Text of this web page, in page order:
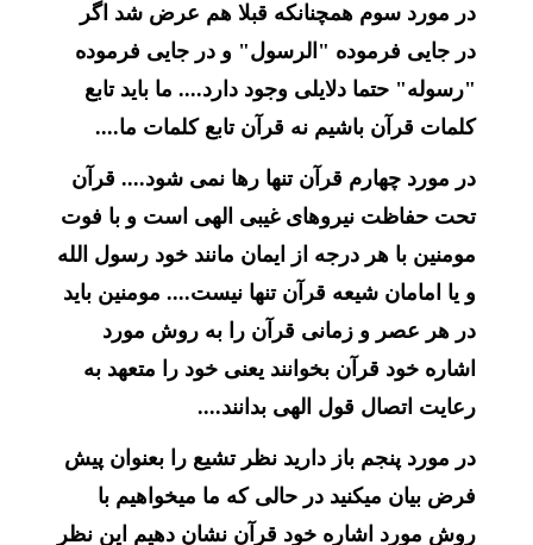
در مورد سوم همچنانکه قبلا هم عرض شد اگر
در جایی فرموده "الرسول" و در جایی فرموده
"رسوله" حتما دلایلی وجود دارد.... ما باید تابع
کلمات قرآن باشیم نه قرآن تابع کلمات ما....
در مورد چهارم قرآن تنها رها نمی شود.... قرآن
تحت حفاظت نیروهای غیبی الهی است و با فوت
مومنین با هر درجه از ایمان مانند خود رسول الله
و یا امامان شیعه قرآن تنها نیست.... مومنین باید
در هر عصر و زمانی قرآن را به روش مورد
اشاره خود قرآن بخوانند یعنی خود را متعهد به
رعایت اتصال قول الهی بدانند....
در مورد پنجم باز دارید نظر تشیع را بعنوان پیش
فرض بیان میکنید در حالی که ما میخواهیم با
روش مورد اشاره خود قرآن نشان دهیم این نظر